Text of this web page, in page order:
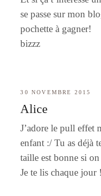
se passe sur mon
pochette à gagner!
bizzz
30 NOVEMBRE 2015
Alice
J’adore le pull effet
enfant :/ Tu as déjà
taille est bonne si on
Je te lis chaque jour